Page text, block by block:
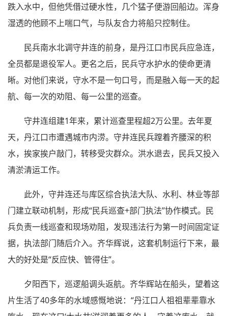
跌入水中，但他凭借过硬水性，几个猛子便游回船边。浑身
湿透的他顾不上喘口气，与队友合力将船只控制住。
民兵南水北调守井连的前身，是丹江口市民兵应急连，
全员都是退役军人。更名之后，民兵守水护水的使命更清
晰。对他们来说，守水不是一句口号，而是融入每一天的起
航、每一次的劝阻、每一公里的巡查。
守井连组建1年来，累计巡查里程超2万公里。去年夏
天，丹江口市遭遇城市内涝。守井连民兵蹚着齐腰深的积
水，挨家挨户敲门，转移受灾群众。洪水退去，民兵又投入
清淤清运工作。
此外，守井连还与库区综合执法大队、水利、林业等部
门建立联动机制，形成“民兵巡查+部门执法”协作模式。民
兵负责一线巡查和现场劝阻，发现违法行为第一时间固定证
据，执法部门随后介入。齐华辉说，这套机制运行下来，最
大的好处是“反应快、管得住”。
夕阳西下，巡逻船调头返航。齐华辉站在船头，望着这
片生活了40多年的水域感慨地说：“丹江口人祖祖辈辈靠水